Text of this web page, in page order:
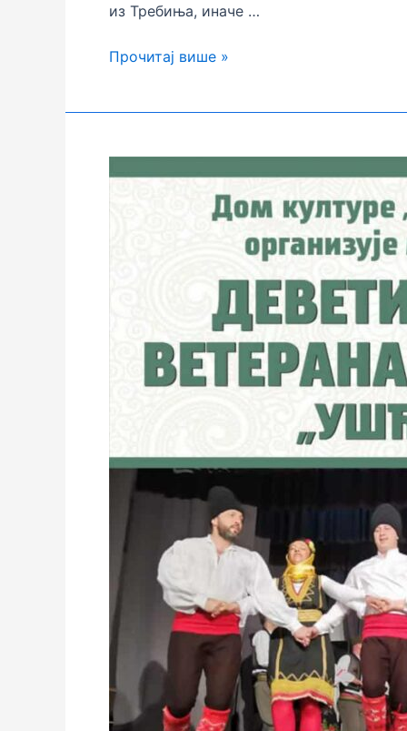
из Требиња, иначе …
ДЕВЕТИ
Прочитај више »